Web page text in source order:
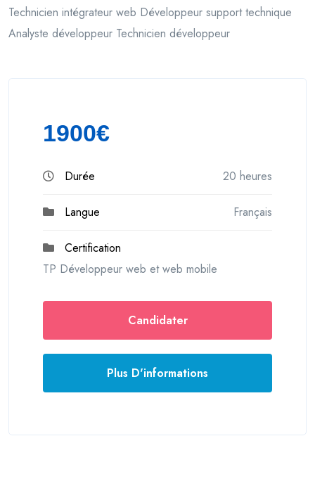
Technicien intégrateur web Développeur support technique
Analyste développeur Technicien développeur
1900€
Durée 20 heures
Langue Français
Certification
TP Développeur web et web mobile
Candidater
Plus D'informations